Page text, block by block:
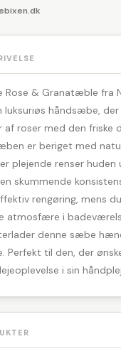
Rose & Granatæble fra
luksuriøs håndsæbe,
af roser med den friske
er beriget med
plejende renser huden
skummende
rengøring, mens
atmosfære i
denne sæbe
Perfekt til den, der
i sin